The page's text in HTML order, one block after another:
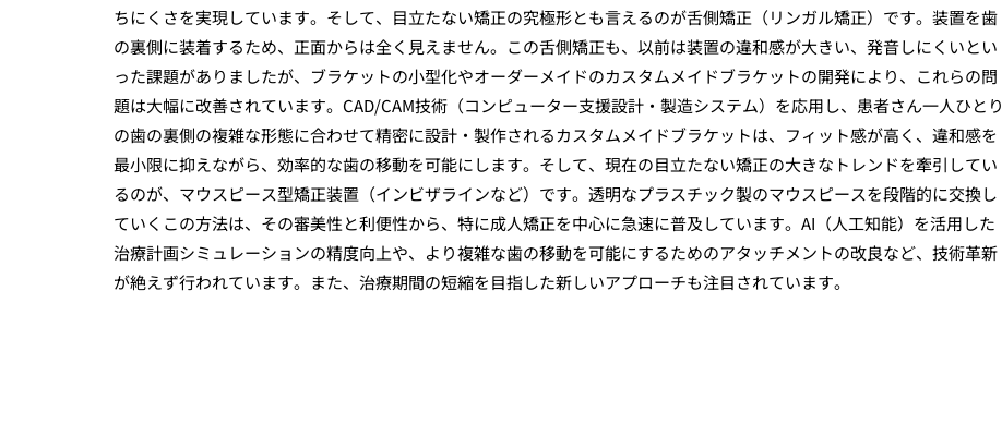
ちにくさを実現しています。そして、目立たない矯正の究極形とも言えるのが舌側矯正（リンガル矯正）です。装置を歯
の裏側に装着するため、正面からは全く見えません。この舌側矯正も、以前は装置の違和感が大きい、発音しにくいとい
った課題がありましたが、ブラケットの小型化やオーダーメイドのカスタムメイドブラケットの開発により、これらの問
題は大幅に改善されています。CAD/CAM技術（コンピューター支援設計・製造システム）を応用し、患者さん一人ひとり
の歯の裏側の複雑な形態に合わせて精密に設計・製作されるカスタムメイドブラケットは、フィット感が高く、違和感を
最小限に抑えながら、効率的な歯の移動を可能にします。そして、現在の目立たない矯正の大きなトレンドを牽引してい
るのが、マウスピース型矯正装置（インビザラインなど）です。透明なプラスチック製のマウスピースを段階的に交換し
ていくこの方法は、その審美性と利便性から、特に成人矯正を中心に急速に普及しています。AI（人工知能）を活用した
治療計画シミュレーションの精度向上や、より複雑な歯の移動を可能にするためのアタッチメントの改良など、技術革新
が絶えず行われています。また、治療期間の短縮を目指した新しいアプローチも注目されています。